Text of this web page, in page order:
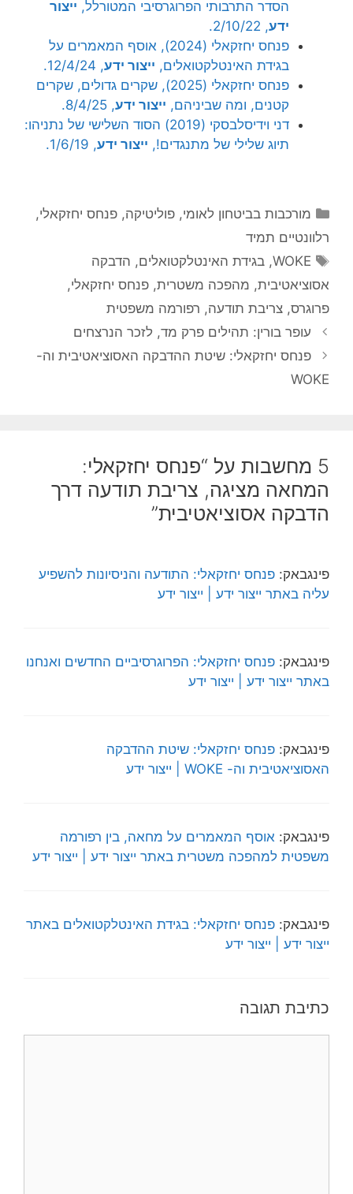
הסדר התרבותי הפרוגרסיבי המטורלל, ייצור
ידע, 2/10/22.
פנחס יחזקאלי (2024), אוסף המאמרים על
בגידת האינטלקטואלים, ייצור ידע, 12/4/24.
פנחס יחזקאלי (2025), שקרים גדולים, שקרים
קטנים, ומה שביניהם, ייצור ידע, 8/4/25.
דני וידיסלבסקי (2019) הסוד השלישי של נתניהו:
תיוג שלילי של מתנגדים!, ייצור ידע, 1/6/19.
קטגוריות
מורכבות בביטחון לאומי,פוליטיקה,פנחס יחזקאלי,
רלוונטיים תמיד
תגיות
WOKE
,בגידת האינטלקטואלים, הדבקה
אסוציאטיבית, מהפכה משטרית, פנחס יחזקאלי,
פרוגרס, צריבת תודעה, רפורמה משפטית
עופר בורין: תהילים פרק מד, לזכר הנרצחים
פנחס יחזקאלי: שיטת ההדבקה האסוציאטיבית וה-
WOKE
5 מחשבות על “פנחס יחזקאלי:
המחאה מציגה, צריבת תודעה דרך
הדבקה אסוציאטיבית”
פינגבאק: פנחס יחזקאלי: התודעה והניסיונות להשפיע
עליה באתר ייצור ידע | ייצור ידע
פינגבאק: פנחס יחזקאלי: הפרוגרסיביים החדשים ואנחנו
באתר ייצור ידע | ייצור ידע
פינגבאק: פנחס יחזקאלי: שיטת ההדבקה
האסוציאטיבית וה- WOKE | ייצור ידע
פינגבאק: אוסף המאמרים על מחאה, בין רפורמה
משפטית למהפכה משטרית באתר ייצור ידע | ייצור ידע
פינגבאק: פנחס יחזקאלי: בגידת האינטלקטואלים באתר
ייצור ידע | ייצור ידע
כתיבת תגובה